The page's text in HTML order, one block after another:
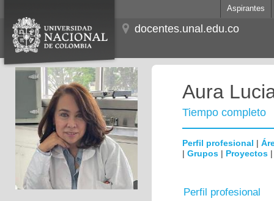
Aspirantes
docentes.unal.edu.co
Aura
Tiempo completo
Perfil profesional |
| Grupos | Proyectos
Perfil profesional